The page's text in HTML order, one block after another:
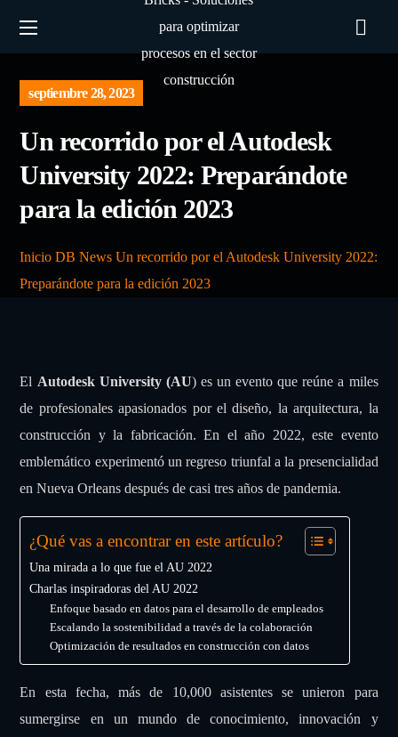
septiembre 28, 2023
Un recorrido por el Autodesk
University 2022: Preparándote
para la edición 2023
Inicio DB News Un recorrido por el Autodesk University 2022:
Preparándote para la edición 2023
El Autodesk University (AU) es un evento que reúne a miles
de profesionales apasionados por el diseño, la arquitectura, la
construcción y la fabricación. En el año 2022, este evento
emblemático experimentó un regreso triunfal a la presencialidad
en Nueva Orleans después de casi tres años de pandemia.
¿Qué vas a encontrar en este artículo?
Una mirada a lo que fue el AU 2022
Charlas inspiradoras del AU 2022
Enfoque basado en datos para el desarrollo de empleados
Escalando la sostenibilidad a través de la colaboración
Optimización de resultados en construcción con datos
En esta fecha, más de 10,000 asistentes se unieron para
sumergirse en un mundo de conocimiento, innovación y